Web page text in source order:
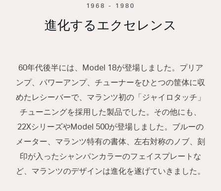
1968 - 1980
進化するエクセレンス
60年代後半には、Model 18が登場しました。プリア
ンプ、パワーアンプ、チューナーをひとつの筐体に収
めたレシーバーで、マランツ初の「ジャイロタッチ」
チューニングを採用した製品でした。その他にも、
22XシリーズやModel 500が登場しました。ブルーの
メーター、マランツ特有の書体、左右対称のノブ、刻
印が入ったシャンパンカラーのフェイスプレートな
ど、マランツのデザインは進化を遂げていきました。